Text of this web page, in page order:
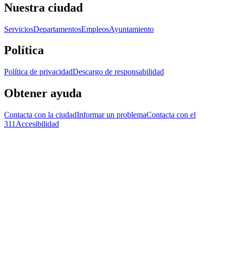
Nuestra ciudad
ServiciosDepartamentosEmpleosAyuntamiento
Política
Política de privacidadDescargo de responsabilidad
Obtener ayuda
Contacta con la ciudadInformar un problemaContacta con el
311 Accesibilidad